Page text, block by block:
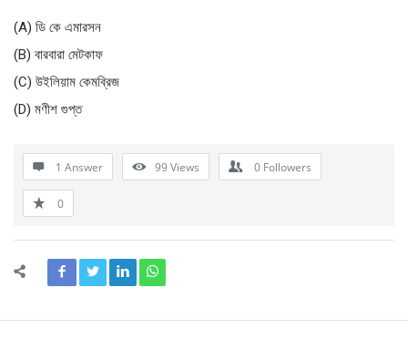
(A) ডি কে এমারসন
(B) বারবারা মেটকাফ
(C) উইলিয়াম কেমব্রিজ
(D) মণীশ গুপ্ত
1 Answer 99Views 0 Followers
0